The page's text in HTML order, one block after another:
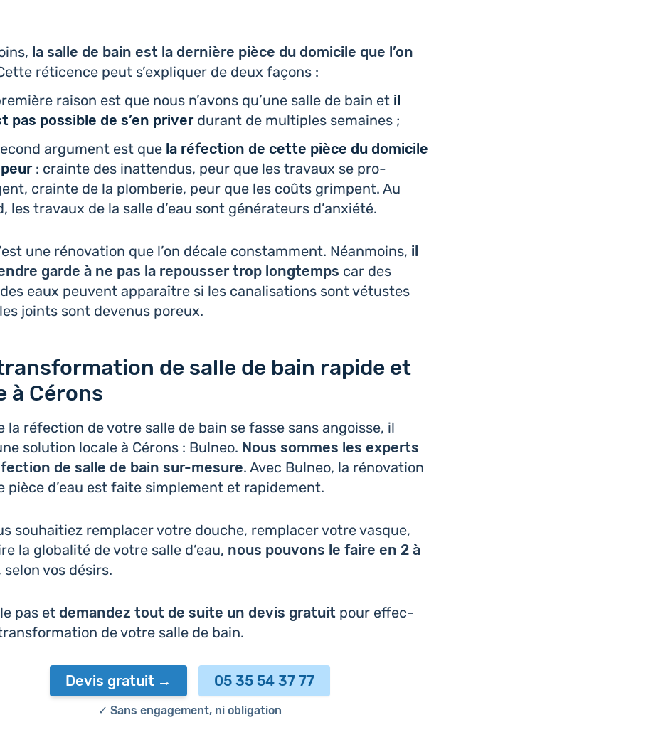
la salle de bain est la der­nière pièce du domi­cile que l’on
réti­cence peut s’ex­pli­quer de deux façons :
raison est que nous n’avons qu’une salle de bain et il
pas pos­sible de s’en priverdurant de mul­tiples semaines ;
argu­ment est que la réfec­tion de cette pièce du domi­cile
: crainte des inat­ten­dus, peur que les travaux se pro­
crainte de la plom­be­rie, peur que les coûts grimpent. Au
les travaux de la salle d’eau sont géné­ra­teurs d’anxiété.
une réno­va­tion que l’on décale constam­ment. Néan­moins, il
garde à ne pas la repous­ser trop long­temps car des
eaux peuvent appa­raître si les cana­li­sa­tions sont vétustes
joints sont devenus poreux.
de salle de bain rapide et
à Cérons
la réfec­tion de votre salle de bain se fasse sans angoisse, il
solu­tion locale à Cérons : Bulneo. Nous sommes les experts
de salle de bain sur-mesure. Avec Bulneo, la réno­va­tion
pièce d’eau est faite sim­ple­ment et rapidement.
sou­hai­tiez rem­pla­cer votre douche, rem­pla­cer votre vasque,
la glo­ba­li­té de votre salle d’eau, nous pouvons le faire en 2 à
selon vos désirs.
pas et deman­dez tout de suite un devis gratuit pour effec­
de votre salle de bain.
Devis gratuit 05 35 54 37 77
✓ Sans engagement, ni obligation